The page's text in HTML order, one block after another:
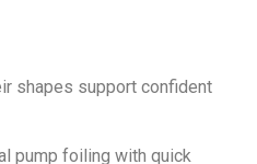
shapes support confident
pump foiling with quick